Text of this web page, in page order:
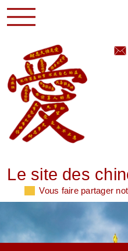
Le site des
Vous faire partager